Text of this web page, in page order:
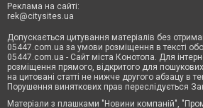
Реклама на сайті:
rek@citysites.ua
Допускається цитування матеріалів без
05447.com.ua за умови розміщення в тексті
05447.com.ua - Сайт міста Конотопа. Для
розміщення прямого, відкритого для
на цитовані статті не нижче другого абзацу в
Порушення виняткових прав переслідується
Матеріали з плашками "Новини компаній",